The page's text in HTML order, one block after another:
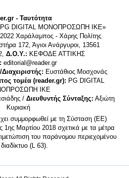
- Ταυτότητα
DIGITAL MONΟΠΡΟΣΩΠΗ ΙΚΕ»
Χαράλαμπος - Χάρης Πολίτης
172, Άγιοι Ανάργυροι, 13561
Δ.Ο.Υ.: ΚΕΦΟΔΕ ΑΤΤΙΚΗΣ
editorial@reader.gr
Ευστάθιος Μοσχονάς
τομέα (reader.gr): PG DIGITAL
ΙΚΕ
/ Διευθυντής Σύνταξης: Αξιώτη
Κυριακή
συμμορφωθεί με τη Σύσταση (ΕΕ)
1ης Μαρτίου 2018 σχετικά με τα μέτρα
του παράνομου περιεχομένου
(L 63).